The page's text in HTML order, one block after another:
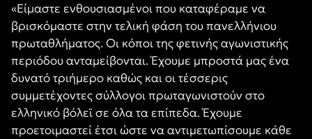
«Είμαστε ενθουσιασμένοι που καταφέραμε να
βρισκόμαστε στην τελική φάση του πανελλήνιου
πρωταθλήματος. Οι κόποι της φετινής αγωνιστικής
περιόδου ανταμείβονται. Έχουμε μπροστά μας ένα
δυνατό τριήμερο καθώς και οι τέσσερις
συμμετέχοντες σύλλογοι πρωταγωνιστούν στο
ελληνικό βόλεϊ σε όλα τα επίπεδα. Έχουμε
προετοιμαστεί έτσι ώστε να αντιμετωπίσουμε κάθε